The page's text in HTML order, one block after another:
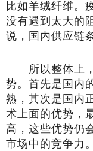
比如羊绒纤维。
没有遇到太大的
说，国内供应链
所以整体上，
势。首先是国内
熟，其次是国内
术上面的优势，
高，这些优势仍
市场中的竞争力。